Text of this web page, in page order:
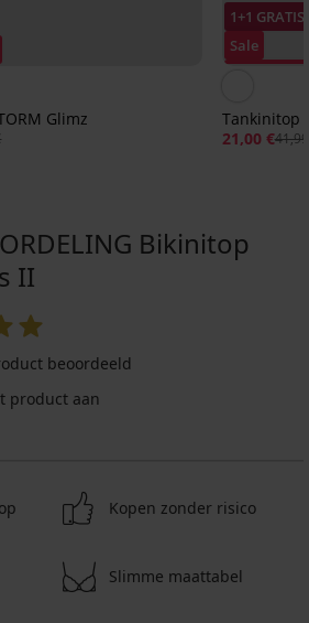
Glimz
1+1 GRATIS
Sale
Tankinitop
21,00 €
Bikinitop
II
beoordeeld
product aan
Kopen zonder risico
Slimme maattabel